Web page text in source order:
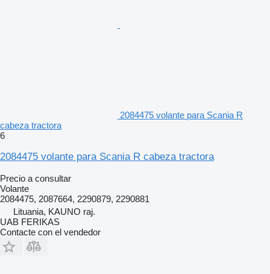
2084475 volante para Scania R
cabeza tractora
6
2084475 volante para Scania R cabeza tractora
Precio a consultar
Volante
2084475, 2087664, 2290879, 2290881
Lituania, KAUNO raj.
UAB FERIKAS
Contacte con el vendedor